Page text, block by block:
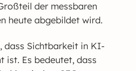
der messbaren
heute abgebildet wird.
dass Sichtbarkeit in KI-
ist. Es bedeutet, dass